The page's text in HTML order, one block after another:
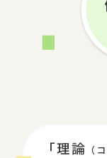
「理論 （